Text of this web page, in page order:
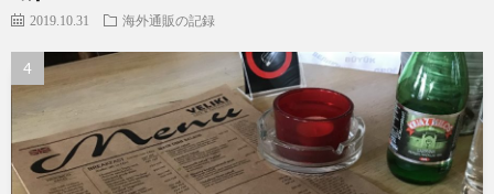
2019.10.31 海外通販の記録